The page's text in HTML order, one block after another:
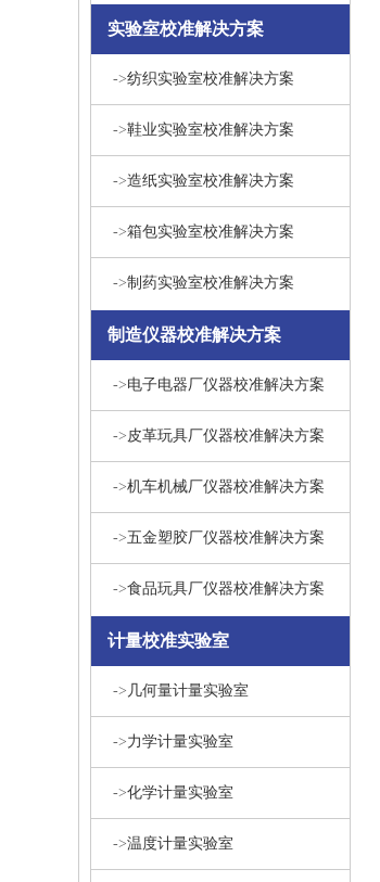
实验室校准解决方案
->纺织实验室校准解决方案
->鞋业实验室校准解决方案
->造纸实验室校准解决方案
->箱包实验室校准解决方案
->制药实验室校准解决方案
制造仪器校准解决方案
->电子电器厂仪器校准解决方案
->皮革玩具厂仪器校准解决方案
->机车机械厂仪器校准解决方案
->五金塑胶厂仪器校准解决方案
->食品玩具厂仪器校准解决方案
计量校准实验室
-> 几何量计量实验室
->力学计量实验室
->化学计量实验室
->温度计量实验室